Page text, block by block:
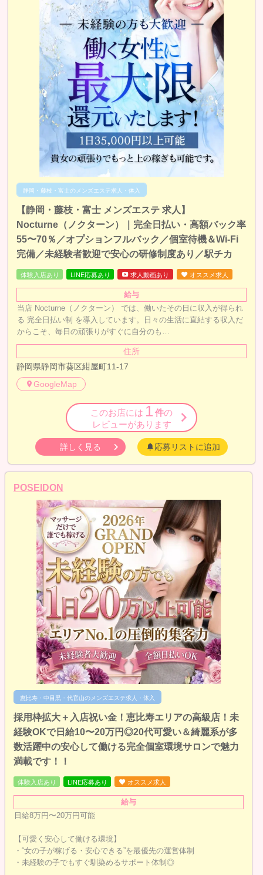
静岡・藤枝・富士のメンズエステ求人・体入
【静岡・藤枝・富士 メンズエステ 求人】
Nocturne（ノクターン）｜完全日払い・高額バック率
55〜70％／オプションフルバック／個室待機＆Wi-Fi
完備／未経験者歓迎で安心の研修制度あり／駅チカ
体験入店あり LINE応募あり 求人動画あり オススメ求人
給与
当店 Nocturne（ノクターン） では、働いたその日に収入が得られ
る 完全日払い制 を導入しています。日々の生活に直結する収入だ
からこそ、毎日の頑張りがすぐに自分のも…
住所
静岡県静岡市葵区紺屋町11-17
GoogleMap
このお店には 1 件の
レビューがあります
詳しく見る 応募リストに追加
POSEIDON
恵比寿・中目黒・代官山のメンズエステ求人・体入
採用枠拡大＋入店祝い金！恵比寿エリアの高級店！未
経験OKで日給10〜20万円◎20代可愛い＆綺麗系が多
数活躍中の安心して働ける完全個室環境サロンで魅力
満載です！！
体験入店あり LINE応募あり オススメ求人
給与
日給8万円〜20万円可能
【可愛く安心して働ける環境】
・“女の子が稼げる・安心できる”を最優先の運営体制
・未経験の子でもすぐ馴染めるサポート体制◎